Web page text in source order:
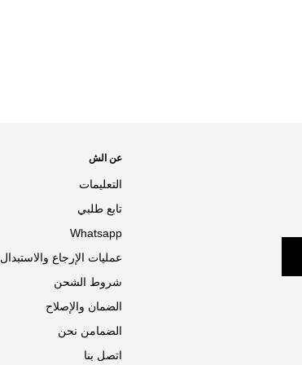
عن الش
التعليمات
تابع طلبي
Whatsapp
عمليات الإرجاع والاستبدال
شروط الشحن
الضمان والإصلاح
الضمامن نحن
اتصل بنا